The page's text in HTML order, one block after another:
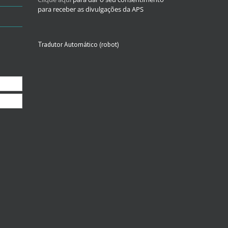
para receber as divulgações da APS
Tradutor Automático (robot)